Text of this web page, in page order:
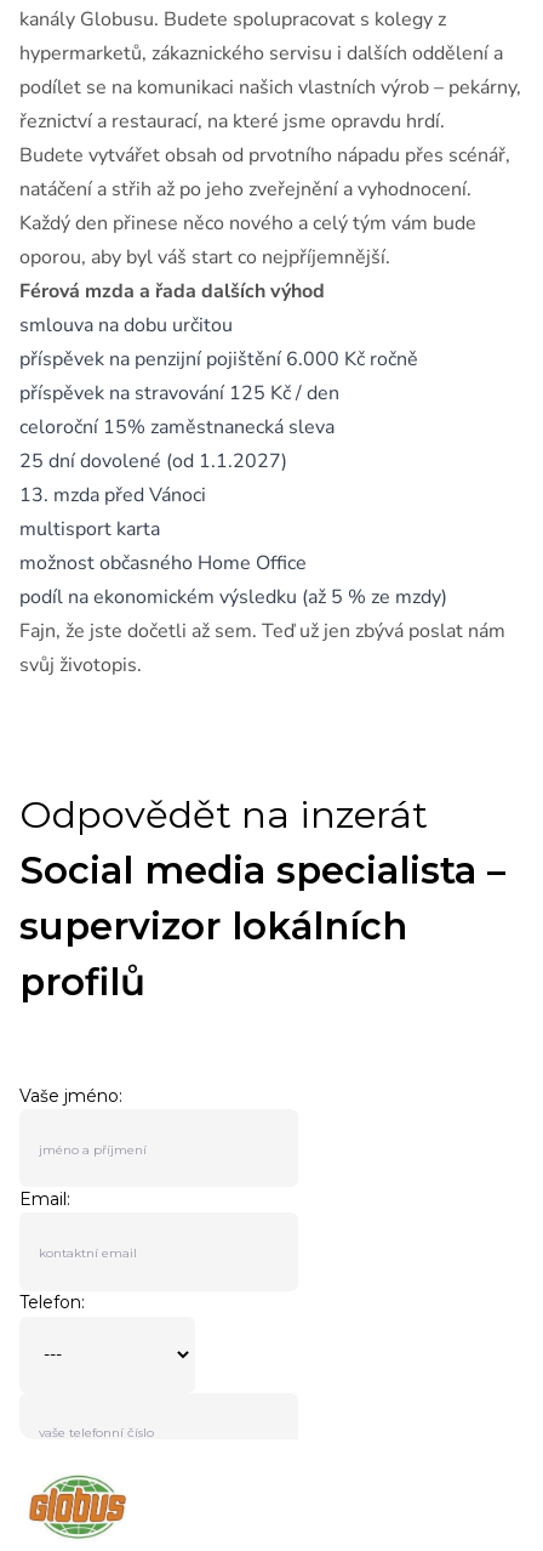
kanály Globusu. Budete spolupracovat s kolegy z
hypermarketů, zákaznického servisu i dalších oddělení a
podílet se na komunikaci našich vlastních výrob – pekárny,
řeznictví a restaurací, na které jsme opravdu hrdí.
Budete vytvářet obsah od prvotního nápadu přes scénář,
natáčení a střih až po jeho zveřejnění a vyhodnocení.
Každý den přinese něco nového a celý tým vám bude
oporou, aby byl váš start co nejpříjemnější.
Férová mzda a řada dalších výhod
smlouva na dobu určitou
příspěvek na penzijní pojištění 6.000 Kč ročně
příspěvek na stravování 125 Kč / den
celoroční 15% zaměstnanecká sleva
25 dní dovolené (od 1.1.2027)
13. mzda před Vánoci
multisport karta
možnost občasného Home Office
podíl na ekonomickém výsledku (až 5 % ze mzdy)
Fajn, že jste dočetli až sem. Teď už jen zbývá poslat nám
svůj životopis.